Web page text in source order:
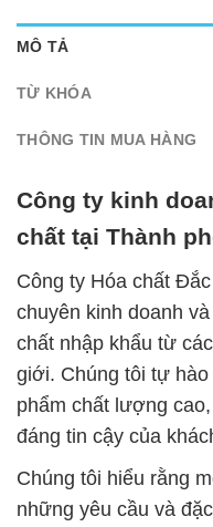
MÔ TẢ
TỪ KHÓA
THÔNG TIN MUA HÀNG
Công ty kinh
chất tại Thành
Công ty Hóa chất
chuyên kinh doanh
chất nhập khẩu từ
giới. Chúng tôi tự
phẩm chất lượng
đáng tin cậy của
Chúng tôi hiểu rằng
những yêu cầu và